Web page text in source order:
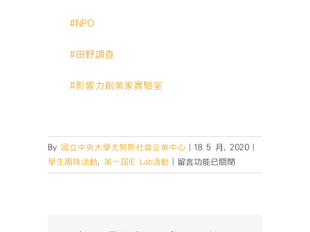
#NPO
#田野調查
#影響力創業家實驗室
By 國立中央大學尤努斯社會企業中心 18 5 月, 2020
學生團隊活動
第一屆IE Lab活動
在
〈【IE
留言功能已關閉